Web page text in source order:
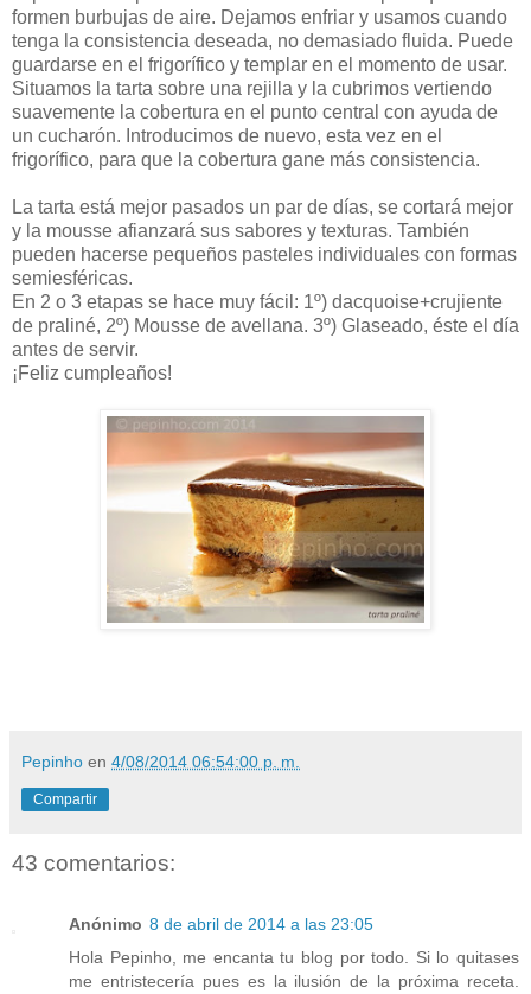
formen burbujas de aire. Dejamos enfriar y usamos cuando
tenga la consistencia deseada, no demasiado fluida. Puede
guardarse en el frigorífico y templar en el momento de usar.
Situamos la tarta sobre una rejilla y la cubrimos vertiendo
suavemente la cobertura en el punto central con ayuda de
un cucharón. Introducimos de nuevo, esta vez en el
frigorífico, para que la cobertura gane más consistencia.
La tarta está mejor pasados un par de días, se cortará mejor
y la mousse afianzará sus sabores y texturas. También
pueden hacerse pequeños pasteles individuales con formas
semiesféricas.
En 2 o 3 etapas se hace muy fácil: 1º) dacquoise+crujiente
de praliné, 2º) Mousse de avellana. 3º) Glaseado, éste el día
antes de servir.
¡Feliz cumpleaños!
Pepinho en 4/08/2014 06:54:00 p. m.
Compartir
43 comentarios:
Anónimo 8 de abril de 2014 a las 23:05
Hola Pepinho, me encanta tu blog por todo. Si lo quitases
me entristecería pues es la ilusión de la próxima receta.